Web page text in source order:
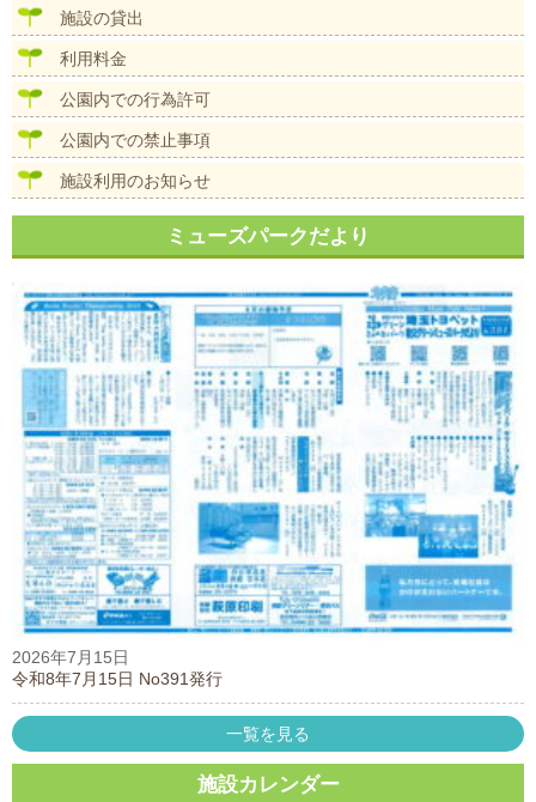
施設の貸出
利用料金
公園内での行為許可
公園内での禁止事項
施設利用のお知らせ
ミューズパークだより
2026年7月15日
令和8年7月15日 No391発行
一覧を見る
施設カレンダー